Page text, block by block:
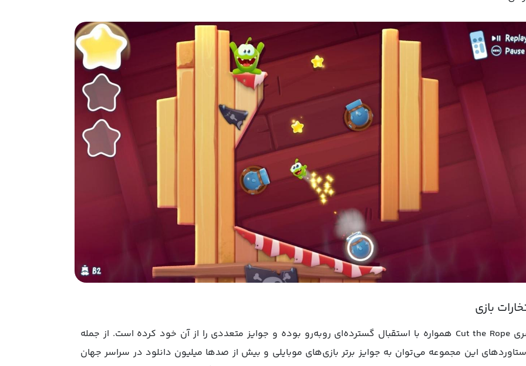
بازی
سری Cut the Rope همواره با استقبال گسترده‌ای روبه‌رو بوده و جوایز متعددی را از آن خود کرده است. از جمله
این مجموعه می‌توان به جوایز برتر بازی‌های موبایلی و بیش از صدها میلیون دانلود در سراسر جهان